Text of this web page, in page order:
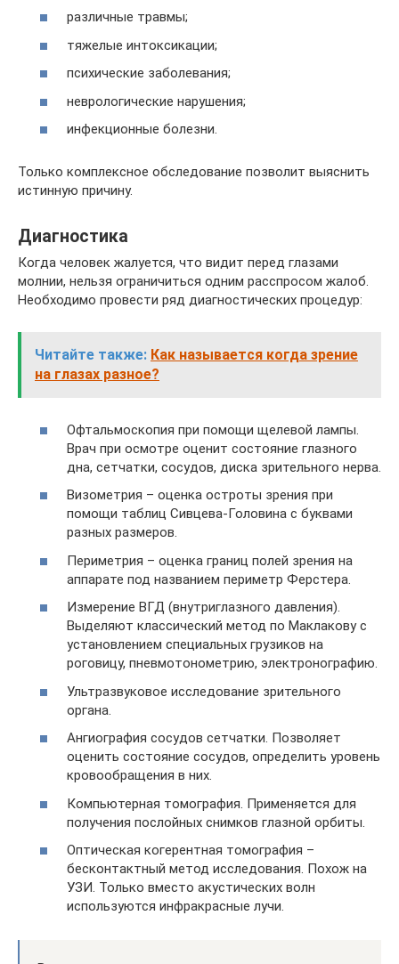
различные травмы;
тяжелые интоксикации;
психические заболевания;
неврологические нарушения;
инфекционные болезни.
Только комплексное обследование позволит выяснить
истинную причину.
Диагностика
Когда человек жалуется, что видит перед глазами
молнии, нельзя ограничиться одним расспросом жалоб.
Необходимо провести ряд диагностических процедур:
Читайте также: Как называется когда зрение
на глазах разное?
Офтальмоскопия при помощи щелевой лампы.
Врач при осмотре оценит состояние глазного
дна, сетчатки, сосудов, диска зрительного нерва.
Визометрия – оценка остроты зрения при
помощи таблиц Сивцева-Головина с буквами
разных размеров.
Периметрия – оценка границ полей зрения на
аппарате под названием периметр Ферстера.
Измерение ВГД (внутриглазного давления).
Выделяют классический метод по Маклакову с
установлением специальных грузиков на
роговицу, пневмотонометрию, электронографию.
Ультразвуковое исследование зрительного
органа.
Ангиография сосудов сетчатки. Позволяет
оценить состояние сосудов, определить уровень
кровообращения в них.
Компьютерная томография. Применяется для
получения послойных снимков глазной орбиты.
Оптическая когерентная томография –
бесконтактный метод исследования. Похож на
УЗИ. Только вместо акустических волн
используются инфракрасные лучи.